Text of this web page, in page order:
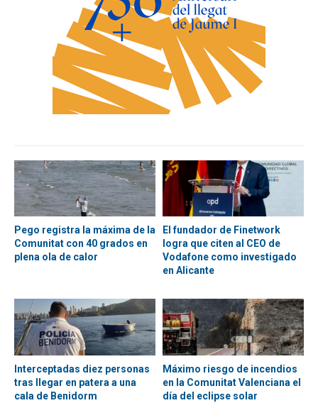
Pego registra la máxima de la
Comunitat con 40 grados en
plena ola de calor
El fundador de Finetwork
logra que citen al CEO de
Vodafone como investigado
en Alicante
Interceptadas diez personas
tras llegar en patera a una
cala de Benidorm
Máximo riesgo de incendios
en la Comunitat Valenciana el
día del eclipse solar